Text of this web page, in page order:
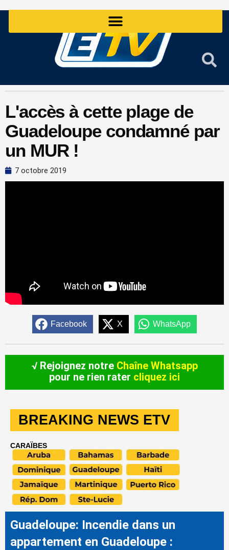
L'accès à cette plage de
Guadeloupe condamné par
un MUR !
7 octobre 2019
Facebook X WhatsApp
√ Rejoignez notre Chaîne Whatsapp
pour ne rien rater cliquez ici
BREAKING NEWS ETV
CARAÏBES
Guadeloupe: Incendie dans un
appartement en Guadeloupe :